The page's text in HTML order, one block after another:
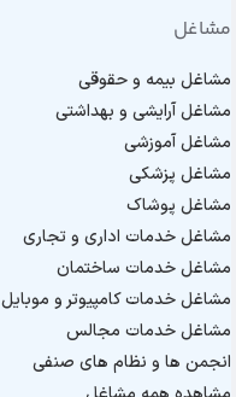
مشاغل
مشاغل بیمه و حقوقی
مشاغل آرایشی و بهداشتی
مشاغل آموزشی
مشاغل پزشکی
مشاغل پوشاک
مشاغل خدمات اداری و تجاری
مشاغل خدمات ساختمان
مشاغل خدمات کامپیوتر و موبایل
مشاغل خدمات مجالس
انجمن ها و نظام های صنفی